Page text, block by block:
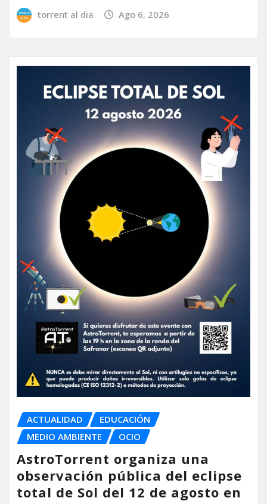
torrent al dia Ago 6, 2026
ACTUALIDAD
EDUCACIÓN
MEDIO AMBIENTE
OCIO
AstroTorrent organiza una
observación pública del eclipse
total de Sol del 12 de agosto en